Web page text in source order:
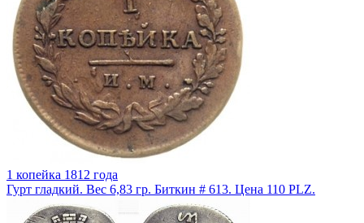
1 копейка 1812 года
Гурт гладкий. Вес 6,83 гр. Биткин # 613. Цена 110 PLZ.